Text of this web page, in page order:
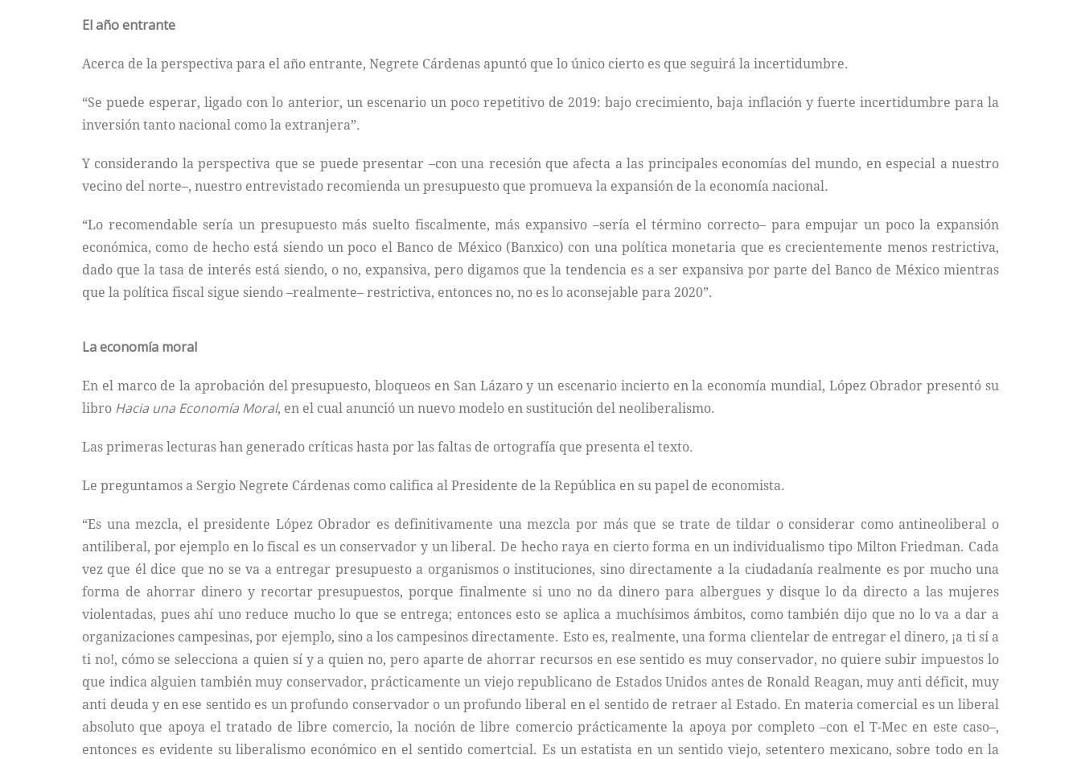
El año entrante
Acerca de la perspectiva para el año entrante, Negrete Cárdenas apuntó que lo único cierto es que seguirá la incertidumbre.
“Se puede esperar, ligado con lo anterior, un escenario un poco repetitivo de 2019: bajo crecimiento, baja inflación y fuerte incertidumbre para la
inversión tanto nacional como la extranjera”.
Y considerando la perspectiva que se puede presentar –con una recesión que afecta a las principales economías del mundo, en especial a nuestro
vecino del norte–, nuestro entrevistado recomienda un presupuesto que promueva la expansión de la economía nacional.
“Lo recomendable sería un presupuesto más suelto fiscalmente, más expansivo –sería el término correcto– para empujar un poco la expansión
económica, como de hecho está siendo un poco el Banco de México (Banxico) con una política monetaria que es crecientemente menos restrictiva,
dado que la tasa de interés está siendo, o no, expansiva, pero digamos que la tendencia es a ser expansiva por parte del Banco de México mientras
que la política fiscal sigue siendo –realmente– restrictiva, entonces no, no es lo aconsejable para 2020”.
La economía moral
En el marco de la aprobación del presupuesto, bloqueos en San Lázaro y un escenario incierto en la economía mundial, López Obrador presentó su
libro Hacia una Economía Moral, en el cual anunció un nuevo modelo en sustitución del neoliberalismo.
Las primeras lecturas han generado críticas hasta por las faltas de ortografía que presenta el texto.
Le preguntamos a Sergio Negrete Cárdenas como califica al Presidente de la República en su papel de economista.
“Es una mezcla, el presidente López Obrador es definitivamente una mezcla por más que se trate de tildar o considerar como antineoliberal o
antiliberal, por ejemplo en lo fiscal es un conservador y un liberal. De hecho raya en cierto forma en un individualismo tipo Milton Friedman. Cada
vez que él dice que no se va a entregar presupuesto a organismos o instituciones, sino directamente a la ciudadanía realmente es por mucho una
forma de ahorrar dinero y recortar presupuestos, porque finalmente si uno no da dinero para albergues y disque lo da directo a las mujeres
violentadas, pues ahí uno reduce mucho lo que se entrega; entonces esto se aplica a muchísimos ámbitos, como también dijo que no lo va a dar a
organizaciones campesinas, por ejemplo, sino a los campesinos directamente. Esto es, realmente, una forma clientelar de entregar el dinero, ¡a ti sí a
ti no!, cómo se selecciona a quien sí y a quien no, pero aparte de ahorrar recursos en ese sentido es muy conservador, no quiere subir impuestos lo
que indica alguien también muy conservador, prácticamente un viejo republicano de Estados Unidos antes de Ronald Reagan, muy anti déficit, muy
anti deuda y en ese sentido es un profundo conservador o un profundo liberal en el sentido de retraer al Estado. En materia comercial es un liberal
absoluto que apoya el tratado de libre comercio, la noción de libre comercio prácticamente la apoya por completo –con el T-Mec en este caso–,
entonces es evidente su liberalismo económico en el sentido comertcial. Es un estatista en un sentido viejo, setentero mexicano, sobre todo en la